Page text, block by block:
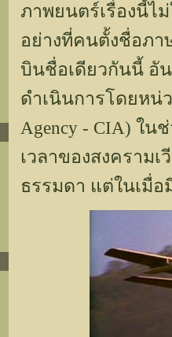
ภาพยนตร์เรื่องนี้ไ
อย่างที่คนตั้งชื่อภา
บินชื่อเดียวกันนี้ อั
ดำเนินการโดยหน่ว
Agency - CIA) ใน
เวลาของสงคราม
ธรรมดา แต่ในเมื่